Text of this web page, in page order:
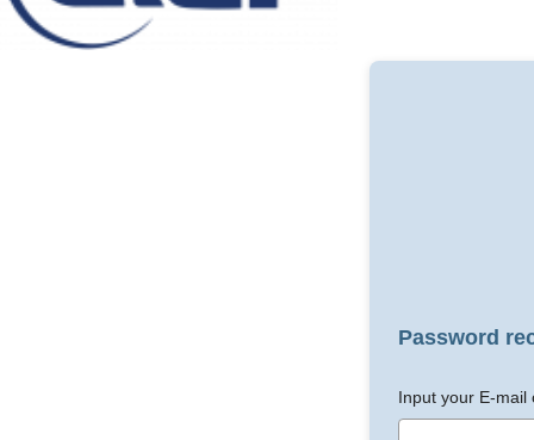
Password
Input your E-mail